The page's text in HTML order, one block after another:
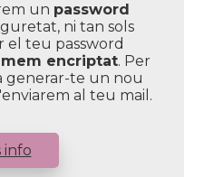
un password
ni tan sols
el teu password
encriptat. Per
generar-te un nou
al teu mail.
info